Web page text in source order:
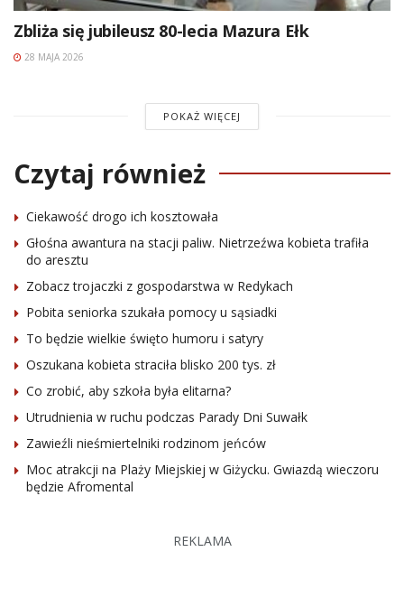
Zbliża się jubileusz 80-lecia Mazura Ełk
28 MAJA 2026
POKAŻ WIĘCEJ
Czytaj również
Ciekawość drogo ich kosztowała
Głośna awantura na stacji paliw. Nietrzeźwa kobieta trafiła
do aresztu
Zobacz trojaczki z gospodarstwa w Redykach
Pobita seniorka szukała pomocy u sąsiadki
To będzie wielkie święto humoru i satyry
Oszukana kobieta straciła blisko 200 tys. zł
Co zrobić, aby szkoła była elitarna?
Utrudnienia w ruchu podczas Parady Dni Suwałk
Zawieźli nieśmiertelniki rodzinom jeńców
Moc atrakcji na Plaży Miejskiej w Giżycku. Gwiazdą wieczoru
będzie Afromental
REKLAMA